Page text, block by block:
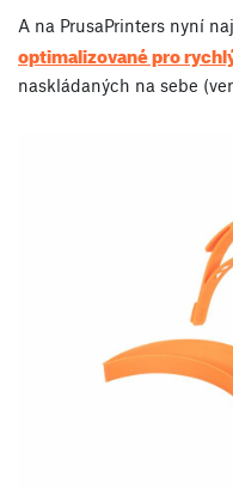
A na PrusaPrinters nyní
optimalizované pro
naskládaných na sebe